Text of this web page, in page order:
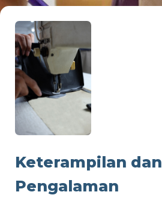
Keterampilan dan
Pengalaman